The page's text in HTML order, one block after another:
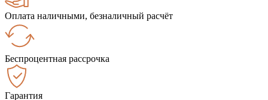
Оплата наличными, безналичный расчёт
Беспроцентная рассрочка
Гарантия